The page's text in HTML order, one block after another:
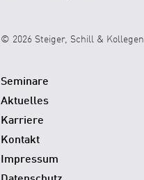
© 2026 Steiger, Schill & Kollegen
Seminare
Aktuelles
Karriere
Kontakt
Impressum